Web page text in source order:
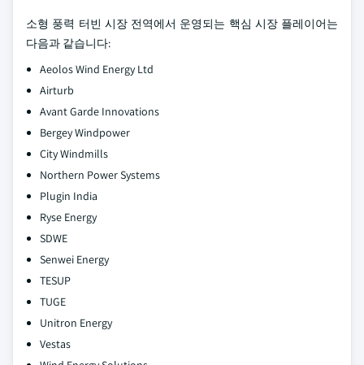
소형 풍력 터빈 시장 전역에서 운영되는 핵심 시장 플레이어는
다음과 같습니다:
Aeolos Wind Energy Ltd
Airturb
Avant Garde Innovations
Bergey Windpower
City Windmills
Northern Power Systems
Plugin India
Ryse Energy
SDWE
Senwei Energy
TESUP
TUGE
Unitron Energy
Vestas